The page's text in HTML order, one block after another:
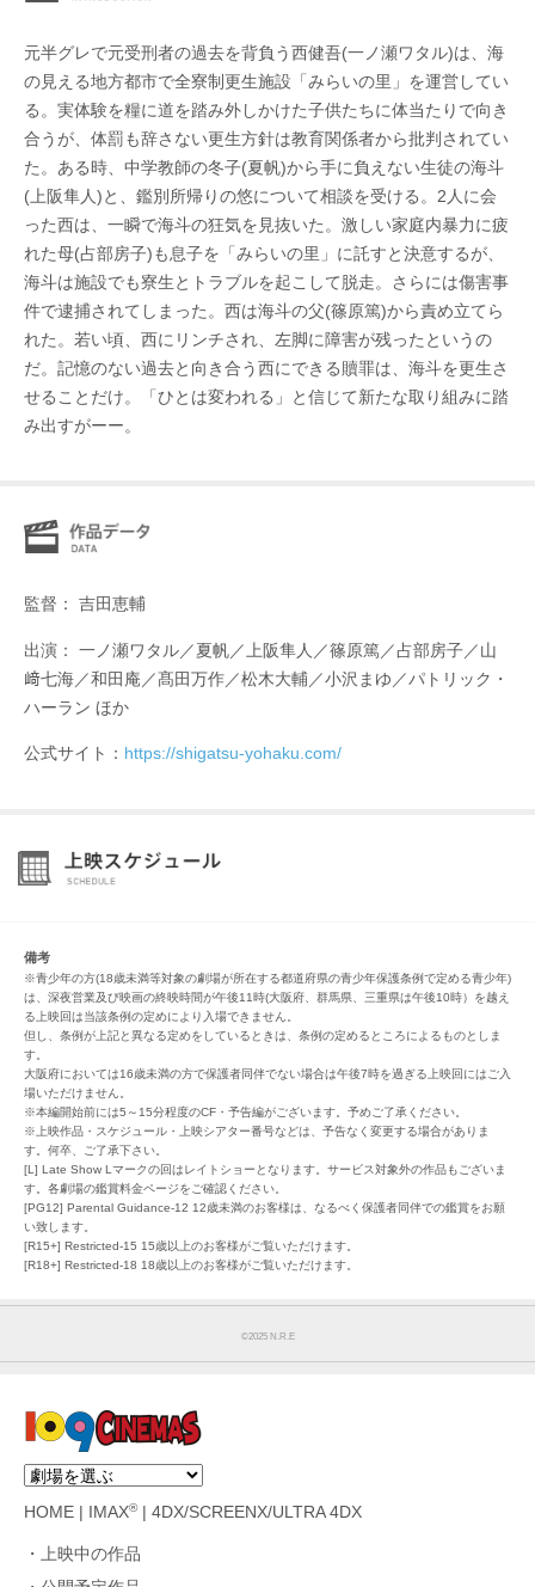
元半グレで元受刑者の過去を背負う西健吾(一ノ瀬ワタル)は、海
の見える地方都市で全寮制更生施設「みらいの里」を運営してい
る。実体験を糧に道を踏み外しかけた子供たちに体当たりで向き
合うが、体罰も辞さない更生方針は教育関係者から批判されてい
た。ある時、中学教師の冬子(夏帆)から手に負えない生徒の海斗
(上阪隼人)と、鑑別所帰りの悠について相談を受ける。2人に会
った西は、一瞬で海斗の狂気を見抜いた。激しい家庭内暴力に疲
れた母(占部房子)も息子を「みらいの里」に託すと決意するが、
海斗は施設でも寮生とトラブルを起こして脱走。さらには傷害事
件で逮捕されてしまった。西は海斗の父(篠原篤)から責め立てら
れた。若い頃、西にリンチされ、左脚に障害が残ったというの
だ。記憶のない過去と向き合う西にできる贖罪は、海斗を更生さ
せることだけ。「ひとは変われる」と信じて新たな取り組みに踏
み出すがーー。
監督： 吉田恵輔
出演： 一ノ瀬ワタル／夏帆／上阪隼人／篠原篤／占部房子／山
﨑七海／和田庵／髙田万作／松木大輔／小沢まゆ／パトリック・
ハーラン ほか
公式サイト： https://shigatsu-yohaku.com/
備考
※青少年の方(18歳未満等対象の劇場が所在する都道府県の青少年保護条例で定める青少年)
は、深夜営業及び映画の終映時間が午後11時(大阪府、群馬県、三重県は午後10時）を越え
る上映回は当該条例の定めにより入場できません。
但し、条例が上記と異なる定めをしているときは、条例の定めるところによるものとしま
す。
大阪府においては16歳未満の方で保護者同伴でない場合は午後7時を過ぎる上映回にはご入
場いただけません。
※本編開始前には5～15分程度のCF・予告編がございます。予めご了承ください。
※上映作品・スケジュール・上映シアター番号などは、予告なく変更する場合がありま
す。何卒、ご了承下さい。
[L] Late Show Lマークの回はレイトショーとなります。サービス対象外の作品もございま
す。各劇場の鑑賞料金ページをご確認ください。
[PG12] Parental Guidance-12 12歳未満のお客様は、なるべく保護者同伴での鑑賞をお願
い致します。
[R15+] Restricted-15 15歳以上のお客様がご覧いただけます。
[R18+] Restricted-18 18歳以上のお客様がご覧いただけます。
©︎2025 N.R.E
HOME IMAX®| 4DX/SCREENX/ULTRA 4DX
上映中の作品